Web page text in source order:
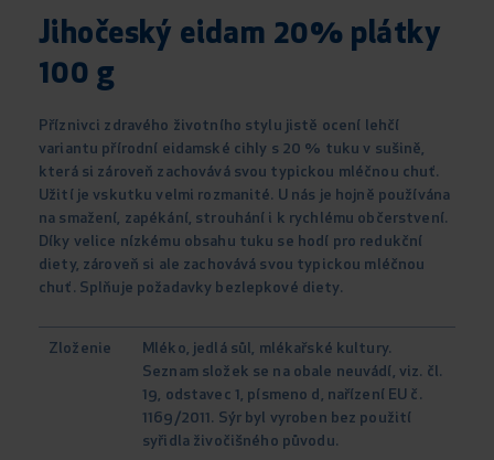
Jihočeský eidam 20% plátky
100 g
Příznivci zdravého životního stylu jistě ocení lehčí
variantu přírodní eidamské cihly s 20 % tuku v sušině,
která si zároveň zachovává svou typickou mléčnou chuť.
Užití je vskutku velmi rozmanité. U nás je hojně používána
na smažení, zapékání, strouhání i k rychlému občerstvení.
Díky velice nízkému obsahu tuku se hodí pro redukční
diety, zároveň si ale zachovává svou typickou mléčnou
chuť. Splňuje požadavky bezlepkové diety.
Zloženie
Mléko, jedlá sůl, mlékařské kultury.
Seznam složek se na obale neuvádí, viz. čl.
19, odstavec 1, písmeno d, nařízení EU č.
1169/2011. Sýr byl vyroben bez použití
syřidla živočišného původu.